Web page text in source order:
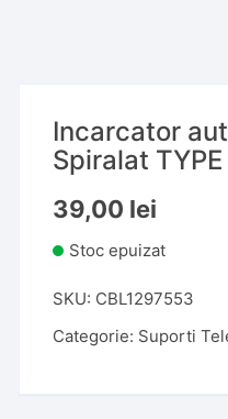
Incarcator
Spiralat TYPE
39,00 lei
Stoc epuizat
SKU: CBL1297553
Categorie: Suporti